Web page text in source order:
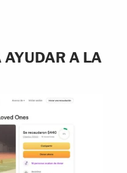
AYUDAR A LA